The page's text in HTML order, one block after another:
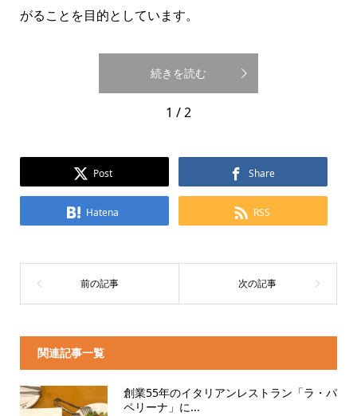
がることを目的としています。
続きを読む
1 / 2
Post Share
Hatena RSS
関連記事一覧
創業55年のイタリアンレストラン「ラ・パ
ペリーナ」に...